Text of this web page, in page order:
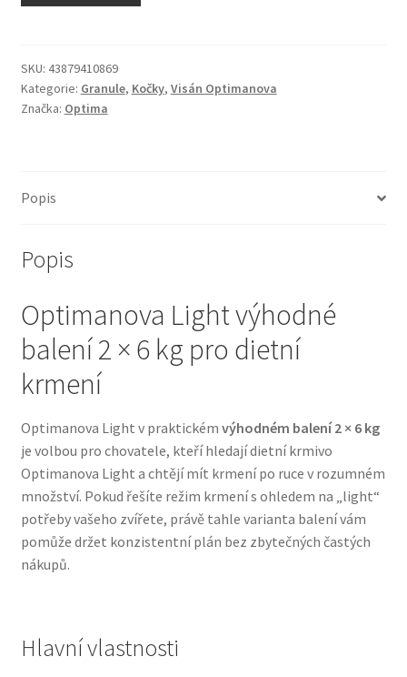
Odpočívadla pro kočky
Pamlsky pro kočky
Škrabadla pro kočky
Veterinární dieta pro kočky
Vše pro psy — Krmivo, doplňky, vybavení
Bozita pro psy — Švédské krmivo s nordickou kvalitou
Brit pro psy
Granule pro psy
SKU: 43879410869
Kategorie: Granule, Kočky, Visán Optimanova
Značka: Optima
Popis
Popis
Optimanova Light výhodné
balení 2 × 6 kg pro dietní
krmení
Optimanova Light v praktickém výhodném balení 2 × 6 kg
je volbou pro chovatele, kteří hledají dietní krmivo
Optimanova Light a chtějí mít krmení po ruce v rozumném
množství. Pokud řešíte režim krmení s ohledem na „light“
potřeby vašeho zvířete, právě tahle varianta balení vám
pomůže držet konzistentní plán bez zbytečných častých
nákupů.
Hlavní vlastnosti